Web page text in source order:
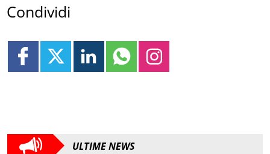
Condividi
ULTIME NEWS